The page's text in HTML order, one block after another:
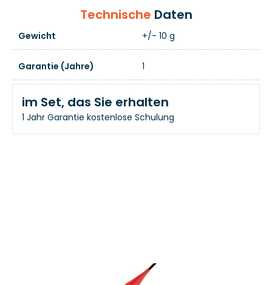
Technische Daten
Gewicht +/- 10 g
Garantie (Jahre) 1
im Set, das Sie erhalten
1 Jahr Garantie kostenlose Schulung